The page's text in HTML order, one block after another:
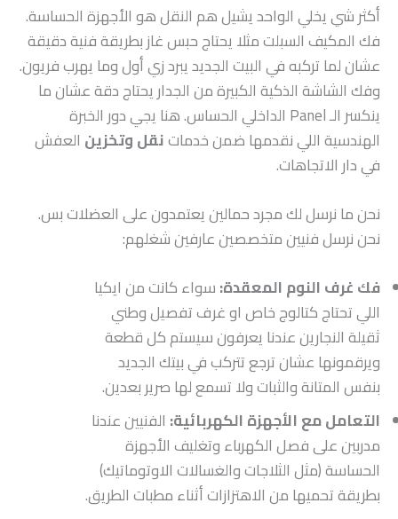
أكثر شي يخلي الواحد يشيل هم النقل هو الأجهزة الحساسة.
فك المكيف السبلت مثلا يحتاج حبس غاز بطريقة فنية دقيقة
عشان لما تركبه في البيت الجديد يبرد زي أول وما يهرب فريون.
وفك الشاشة الذكية الكبيرة من الجدار يحتاج دقة عشان ما
ينكسر الـ Panel الداخلي الحساس. هنا يجي دور الخبرة
الهندسية اللي نقدمها ضمن خدماتنقل وتخزين العفش
في دار الاتجاهات.
نحن ما نرسل لك مجرد حمالين يعتمدون على العضلات بس.
نحن نرسل فنيين متخصصين عارفين شغلهم:
فك غرف النوم المعقدة:سواء كانت من ايكيا
اللي تحتاج كتالوج خاص او غرف تفصيل وطني
ثقيلة النجارين عندنا يعرفون سيستم كل قطعة
ويرقمونها عشان ترجع تتركب في بيتك الجديد
بنفس المتانة والثبات ولا تسمع لها صرير بعدين.
التعامل مع الأجهزة الكهربائية: الفنيين عندنا
مدربين على فصل الكهرباء وتغليف الأجهزة
الحساسة (مثل الثلاجات والغسالات الاوتوماتيك)
بطريقة تحميها من الاهتزازات أثناء مطبات الطريق.